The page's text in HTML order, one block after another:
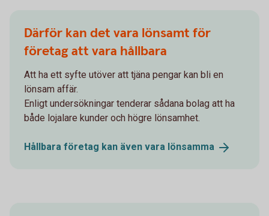
Därför kan det vara lönsamt för
företag att vara hållbara
Att ha ett syfte utöver att tjäna pengar kan bli en
lönsam affär.
Enligt undersökningar tenderar sådana bolag att ha
både lojalare kunder och högre lönsamhet.
Hållbara företag kan även vara lönsamma